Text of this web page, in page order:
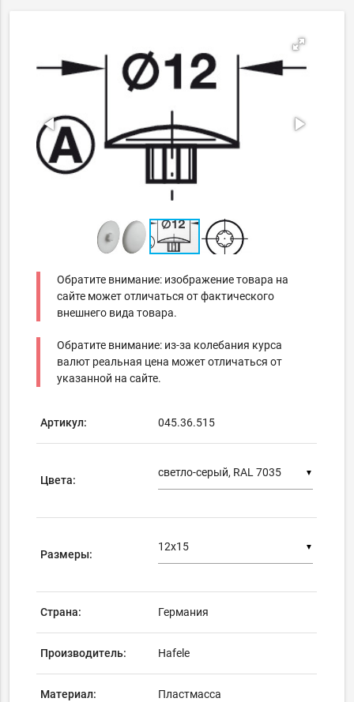
Обратите внимание: изображение товара на
сайте может отличаться от фактического
внешнего вида товара.
Обратите внимание: из-за колебания курса
валют реальная цена может отличаться от
указанной на сайте.
Артикул: 045.36.515
Цвета:
▼
Размеры:
▼
Страна: Германия
Производитель: Hafele
Материал: Пластмасса